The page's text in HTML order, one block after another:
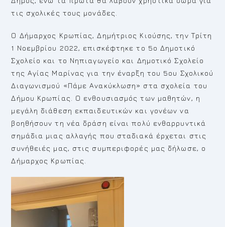
τις σχολικές τους μονάδες.
Ο Δήμαρχος Κρωπίας, Δημήτριος Κιούσης, την Τρίτη
1 Νοεμβρίου 2022, επισκέφτηκε το 5ο Δημοτικό
Σχολείο και το Νηπιαγωγείο και Δημοτικό Σχολείο
της Αγίας Μαρίνας για την έναρξη του 5ου Σχολικού
Διαγωνισμού «Πάμε Ανακύκλωση» στα σχολεία του
Δήμου Κρωπίας. Ο ενθουσιασμός των μαθητών, η
μεγάλη διάθεση εκπαιδευτικών και γονέων να
βοηθήσουν τη νέα δράση είναι πολύ ενθαρρυντικά
σημάδια μιας αλλαγής που σταδιακά έρχεται στις
συνήθειές μας, στις συμπεριφορές μας δήλωσε, ο
Δήμαρχος Κρωπίας.